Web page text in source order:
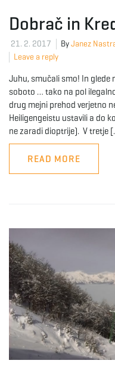
Dobrač in
21. 2. 2017 ByJanez
Leave a reply
Juhu, smučali smo! In glede
soboto … tako na pol
drug mejni prehod verjetno
Heiligengeistu ustavili a do
ne zaradi dioptrije). V tretje
READ MORE